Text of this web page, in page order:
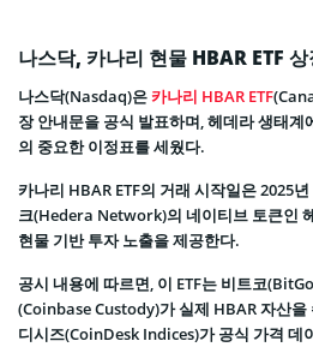
나스닥, 카나리 현물 HBAR ETF
나스닥(Nasdaq)은카나리 HBAR ETF
장 안내문을 공식 발표하며, 헤데라 생태계
의 중요한 이정표를 세웠다.
카나리 HBAR ETF의 거래 시작일은 2025
크(Hedera Network)의 네이티브 토큰인
현물 기반 투자 노출을 제공한다.
공시 내용에 따르면, 이 ETF는 비트코
(Coinbase Custody)가 실제 HBAR 자산을
디시즈(CoinDesk Indices)가 공식 가격 데